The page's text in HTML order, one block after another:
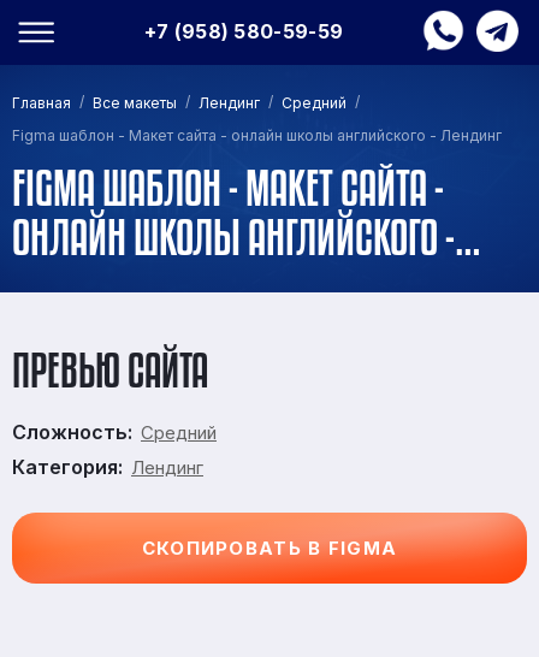
+7 (958) 580-59-59
Главная / Все макеты / Лендинг / Средний /
Figma шаблон - Макет сайта - онлайн школы английского - Лендинг
FIGMA ШАБЛОН - МАКЕТ САЙТА -
ОНЛАЙН ШКОЛЫ АНГЛИЙСКОГО -
ЛЕНДИНГ
ПРЕВЬЮ САЙТА
Сложность: Средний
Категория: Лендинг
СКОПИРОВАТЬ В FIGMA